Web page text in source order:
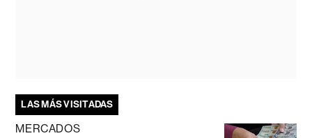
LAS MÁS VISITADAS
MERCADOS